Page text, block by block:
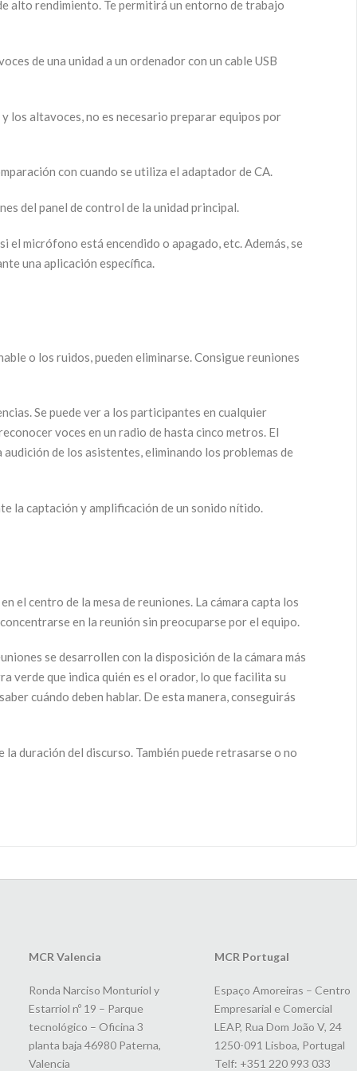
alto rendimiento. Te permitirá un entorno de trabajo
de una unidad a un ordenador con un cable USB
los altavoces, no es necesario preparar equipos por
con cuando se utiliza el adaptador de CA.
del panel de control de la unidad principal.
micrófono está encendido o apagado, etc. Además, se
una aplicación específica.
o los ruidos, pueden eliminarse. Consigue reuniones
Se puede ver a los participantes en cualquier
voces en un radio de hasta cinco metros. El
de los asistentes, eliminando los problemas de
la captación y amplificación de un sonido nítido.
el centro de la mesa de reuniones. La cámara capta los
en la reunión sin preocuparse por el equipo.
se desarrollen con la disposición de la cámara más
verde que indica quién es el orador, lo que facilita su
cuándo deben hablar. De esta manera, conseguirás
duración del discurso. También puede retrasarse o no
MCR Valencia
Ronda Narciso Monturiol y
Estarriol nº 19 – Parque
tecnológico – Oficina 3
planta baja 46980 Paterna,
Valencia
MCR Portugal
Espaço Amoreiras – Centro
Empresarial e Comercial
LEAP, Rua Dom João V, 24
1250-091 Lisboa, Portugal
Telf: +351 220 993 033